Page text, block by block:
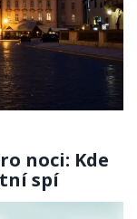
noci: Kde
spí